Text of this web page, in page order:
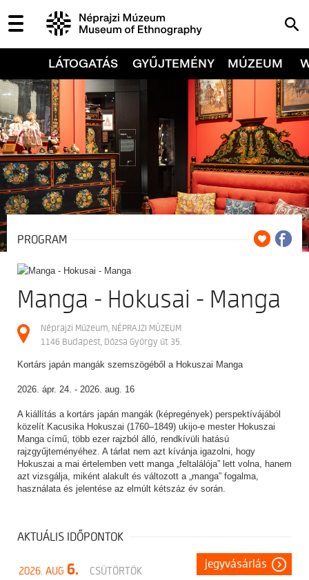
LÁTOGATÁS GYŰJTEMÉNY MÚZEUM
PROGRAM
Manga - Hokusai - Manga
Néprajzi Múzeum, NÉPRAJZI MÚZEUM
1146 Budapest, Dózsa György út 35.
Kortárs japán mangák szemszögéből a Hokuszai Manga
2026. ápr. 24. - 2026. aug. 16
A kiállítás a kortárs japán mangák (képregények) perspektívájából
közelít Kacusika Hokuszai (1760–1849) ukijo-e mester Hokuszai
Manga című, több ezer rajzból álló, rendkívüli hatású
rajzgyűjteményéhez. A tárlat nem azt kívánja igazolni, hogy
Hokuszai a mai értelemben vett manga „feltalálója” lett volna, hanem
azt vizsgálja, miként alakult és változott a „manga” fogalma,
használata és jelentése az elmúlt kétszáz év során.
AKTUÁLIS IDŐPONTOK
2026. AUG 6. CSÜTÖRTÖK
jegyvásárlás